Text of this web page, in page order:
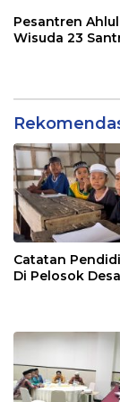
Pesantren
Wisuda 23
Catatan
Di Pelosok Desa